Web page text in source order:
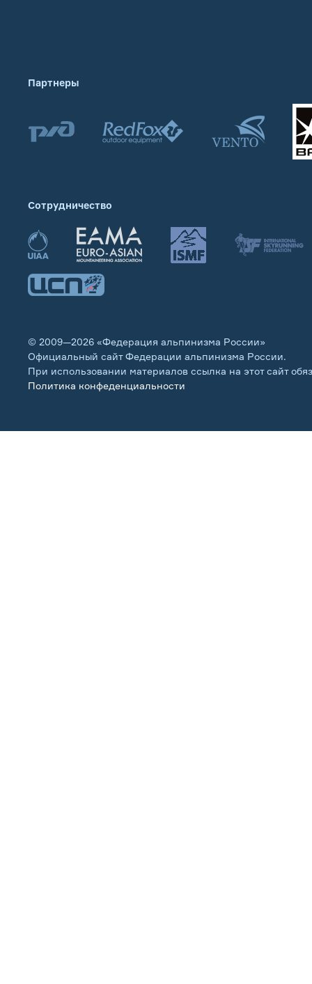
Партнеры
Сотрудничество
© 2009—2026 «Федерация альпинизма России»
Официальный сайт Федерации альпинизма России.
При использовании материалов ссылка на этот сайт
Политика конфеденциальности